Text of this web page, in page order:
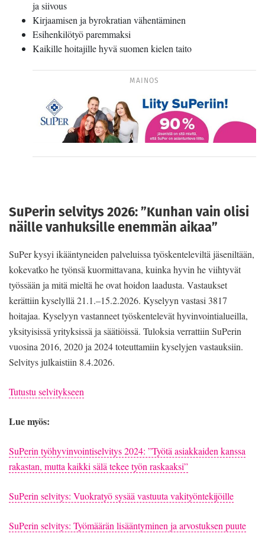
ja siivous
Kirjaamisen ja byrokratian vähentäminen
Esihenkilötyö paremmaksi
Kaikille hoitajille hyvä suomen kielen taito
MAINOS
SuPerin selvitys 2026: ”Kunhan vain olisi
näille vanhuksille enemmän aikaa”
SuPer kysyi ikääntyneiden palveluissa työskenteleviltä jäseniltään,
kokevatko he työnsä kuormittavana, kuinka hyvin he viihtyvät
työssään ja mitä mieltä he ovat hoidon laadusta. Vastaukset
kerättiin kyselyllä 21.1.–15.2.2026. Kyselyyn vastasi 3817
hoitajaa. Kyselyyn vastanneet työskentelevät hyvinvointialueilla,
yksityisissä yrityksissä ja säätiöissä. Tuloksia verrattiin SuPerin
vuosina 2016, 2020 ja 2024 toteuttamiin kyselyjen vastauksiin.
Selvitys julkaistiin 8.4.2026.
Tutustu selvitykseen
Lue myös:
SuPerin työhyvinvointiselvitys 2024: ”Työtä asiakkaiden kanssa
rakastan, mutta kaikki sälä tekee työn raskaaksi”
SuPerin selvitys: Vuokratyö sysää vastuuta vakityöntekijöille
SuPerin selvitys: Työmäärän lisääntyminen ja arvostuksen puute